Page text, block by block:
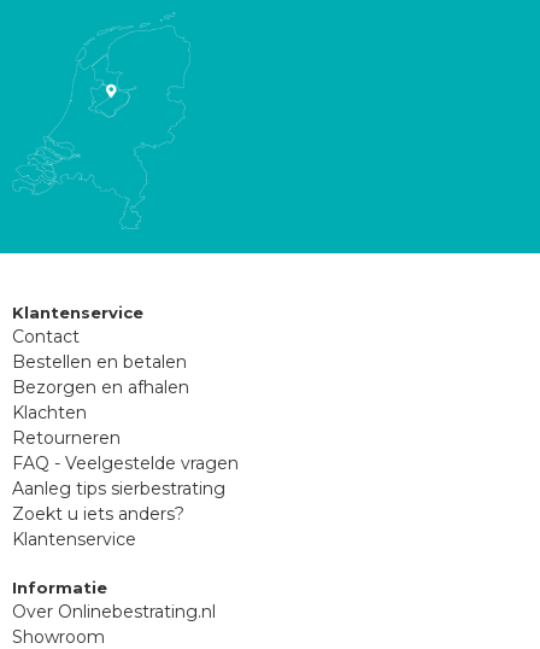
Klantenservice
Contact
Bestellen en betalen
Bezorgen en afhalen
Klachten
Retourneren
FAQ - Veelgestelde vragen
Aanleg tips sierbestrating
Zoekt u iets anders?
Klantenservice
Informatie
Over Onlinebestrating.nl
Showroom